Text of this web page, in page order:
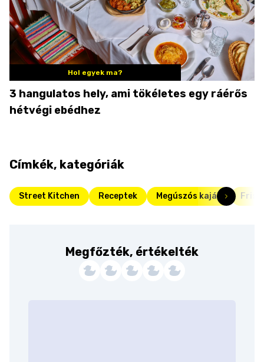
Hol egyek ma?
3 hangulatos hely, ami tökéletes egy ráérős
hétvégi ebédhez
Címkék, kategóriák
Street Kitchen Receptek Megúszós kaják Friss
Megfőzték, értékelték